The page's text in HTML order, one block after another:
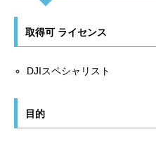
取得可 ライセンス
DJIスペシャリスト
目的